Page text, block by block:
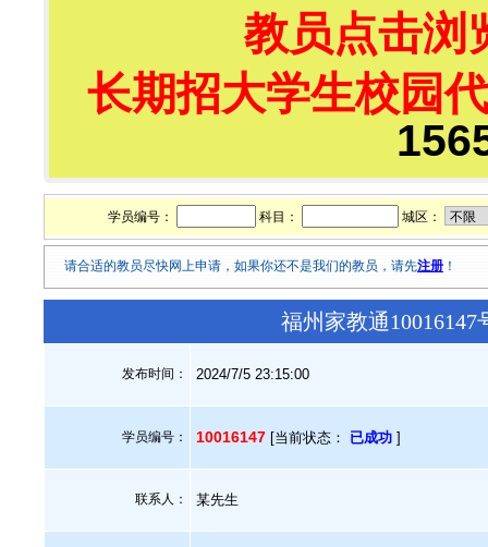
教员点击
长期招大学生校园
学员编号： 科目： 城区：
请合适的教员尽快网上申请，如果你还不是我们的教员，请先注册 ！
福州家教通
发布时间： 2024/7/5 23:15:00
学员编号： 10016147 [当前状态： 已成功 ]
联系人： 某先生